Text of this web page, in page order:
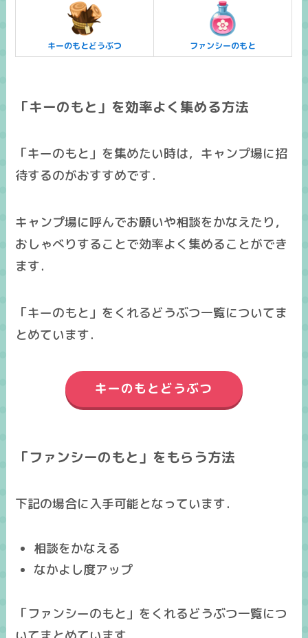
キーのもとどうぶつ ファンシーのもと
「キーのもと」を効率よく集める方法
「キーのもと」を集めたい時は，キャンプ場に招
待するのがおすすめです．
キャンプ場に呼んでお願いや相談をかなえたり，
おしゃべりすることで効率よく集めることができ
ます．
「キーのもと」をくれるどうぶつ一覧についてま
とめています．
キーのもとどうぶつ
「ファンシーのもと」をもらう方法
下記の場合に入手可能となっています．
相談をかなえる
なかよし度アップ
「ファンシーのもと」をくれるどうぶつ一覧につ